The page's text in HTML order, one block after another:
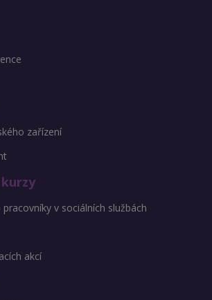
zařízení
v sociálních službách
akcí